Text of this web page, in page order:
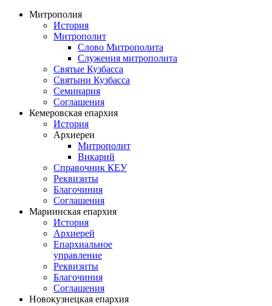
Митрополия
История
Митрополит
Слово Митрополита
Служения митрополита
Святые Кузбасса
Святыни Кузбасса
Семинария
Соглашения
Кемеровская епархия
История
Архиереи
Митрополит
Викарий
Справочник КЕУ
Реквизиты
Благочиния
Соглашения
Мариинская епархия
История
Архиерей
Епархиальное
управление
Реквизиты
Благочиния
Соглашения
Новокузнецкая епархия